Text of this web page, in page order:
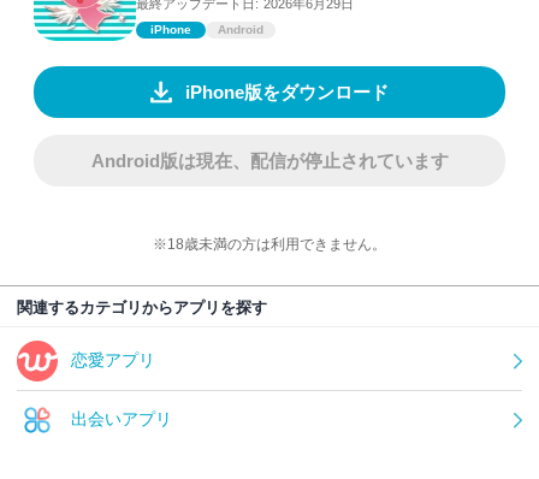
最終アップデート日: 2026年6月29日
iPhone Android
iPhone版をダウンロード
Android版は現在、配信が停止されています
※18歳未満の方は利用できません。
関連するカテゴリからアプリを探す
恋愛アプリ
出会いアプリ